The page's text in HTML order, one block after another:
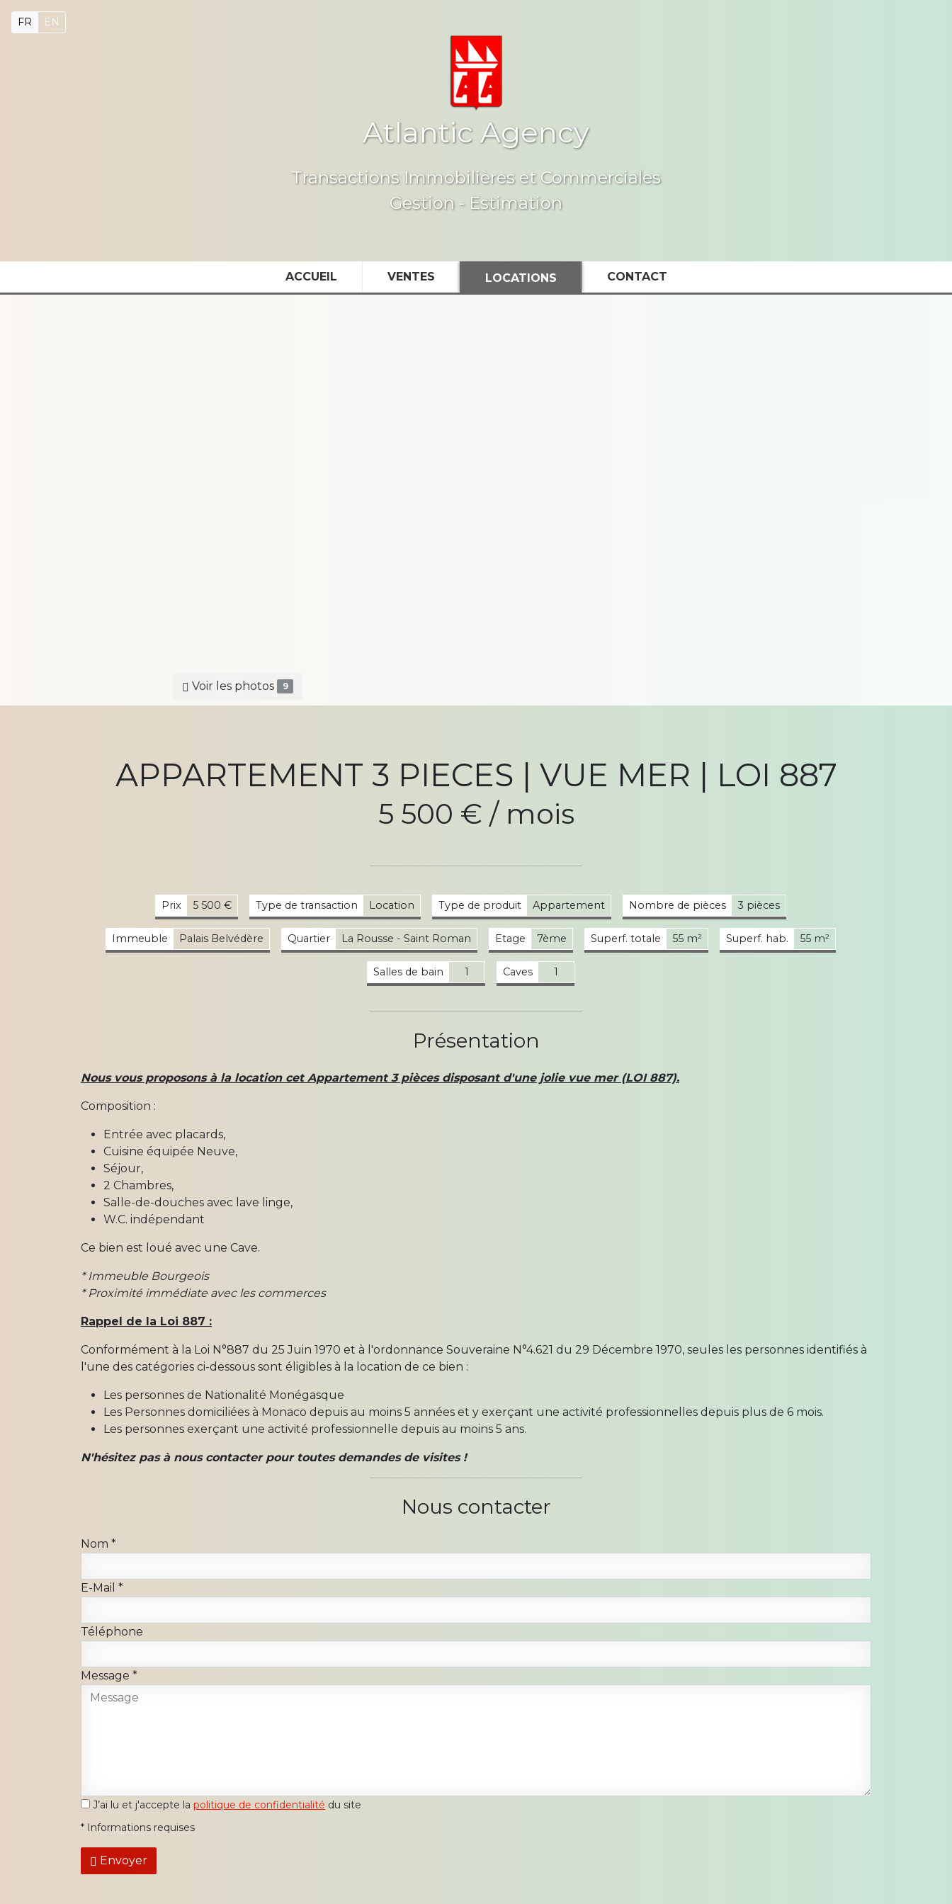
Atlantic Agency
Transactions Immobilières et Commerciales
Gestion - Estimation
ACCUEIL VENTES LOCATIONS CONTACT
FR EN
Voir les photos 9
APPARTEMENT 3 PIECES | VUE MER | LOI 887
5 500 € / mois
Prix 5 500 € Type de transaction Location Type de produit Appartement Nombre de pièces 3 pièces
Immeuble Palais Belvédère Quartier La Rousse - Saint Roman Etage 7ème Superf. totale 55 m² Superf. hab. 55 m²
Salles de bain 1 Caves 1
Présentation
Nous vous proposons à la location cet Appartement 3 pièces disposant d'une jolie vue mer (LOI 887).
Composition :
Entrée avec placards,
Cuisine équipée Neuve,
Séjour,
2 Chambres,
Salle-de-douches avec lave linge,
W.C. indépendant
Ce bien est loué avec une Cave.
* Immeuble Bourgeois
* Proximité immédiate avec les commerces
Rappel de la Loi 887 :
Conformément à la Loi N°887 du 25 Juin 1970 et à l'ordonnance Souveraine N°4.621 du 29 Décembre 1970, seules les personnes identifiés à
l'une des catégories ci-dessous sont éligibles à la location de ce bien :
Les personnes de Nationalité Monégasque
Les Personnes domiciliées à Monaco depuis au moins 5 années et y exerçant une activité professionnelles depuis plus de 6 mois.
Les personnes exerçant une activité professionnelle depuis au moins 5 ans.
N'hésitez pas à nous contacter pour toutes demandes de visites !
Nous contacter
Nom *
E-Mail *
Téléphone
Message *
J’ai lu et j'accepte la politique de confidentialité du site
* Informations requises
Envoyer